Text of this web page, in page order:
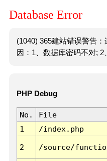
Database Error
(1040) 365建站错误警告
因：1、数据库密码不对; 2
PHP Debug
No. File
1
/index.php
2 /source/